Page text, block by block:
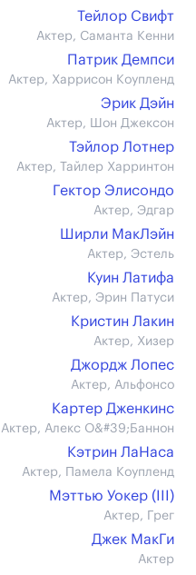
Тейлор Свифт
Актер, Саманта Кенни
Патрик Демпси
Актер, Харрисон Коупленд
Эрик Дэйн
Актер, Шон Джексон
Тэйлор Лотнер
Актер, Тайлер Харринтон
Гектор Элисондо
Актер, Эдгар
Ширли МакЛэйн
Актер, Эстель
Куин Латифа
Актер, Эрин Патуси
Кристин Лакин
Актер, Хизер
Джордж Лопес
Актер, Альфонсо
Картер Дженкинс
Актер, Алекс О&#39;Баннон
Кэтрин ЛаНаса
Актер, Памела Коупленд
Мэттью Уокер (III)
Актер, Грег
Джек МакГи
Актер